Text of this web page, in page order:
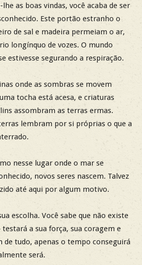
as boas vindas, você acaba de ser
Este portão estranho o
de sal e madeira permeiam o ar,
longínquo de vozes. O mundo
estivesse segurando a respiração.
onde as sombras se movem
tocha está acesa, e criaturas
assombram as terras ermas.
lembram por si próprias o que a
nesse lugar onde o mar se
novos seres nascem. Talvez
até aqui por algum motivo.
escolha. Você sabe que não existe
a sua força, sua coragem e
de tudo, apenas o tempo conseguirá
será.